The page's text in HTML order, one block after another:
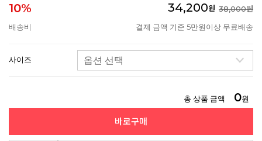
10% 34,200원 38,000원
배송비
결제 금액 기준 5만원이상 무료배송
사이즈
총 상품 금액 0원
바로구매